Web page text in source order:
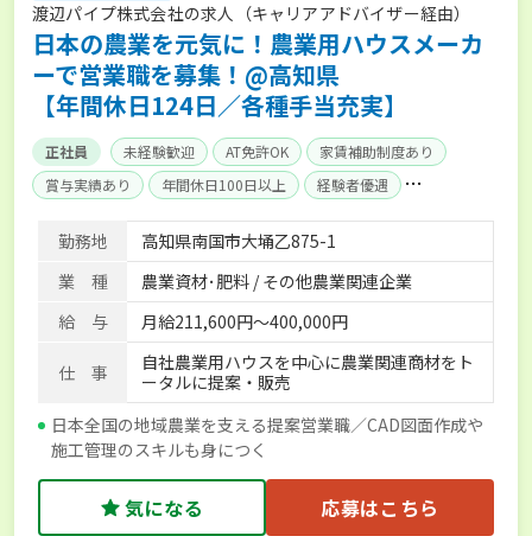
渡辺パイプ株式会社の求人（キャリアアドバイザー経由）
日本の農業を元気に！農業用ハウスメーカ
ーで営業職を募集！@高知県
【年間休日124日／各種手当充実】
正社員 未経験歓迎 AT免許OK
家賃補助制度あり
賞与実績あり
年間休日100日以上
経験者優遇
産休･育休取得実績あり
社会保険完備 単身寮あり
勤務地
高知県南国市大埇乙875-1
業 種
農業資材･肥料 / その他農業関連企業
給 与
月給211,600円～400,000円
仕 事
自社農業用ハウスを中心に農業関連商材をト
ータルに提案・販売
日本全国の地域農業を支える提案営業職／CAD図面作成や
施工管理のスキルも身につく
気になる 応募はこちら